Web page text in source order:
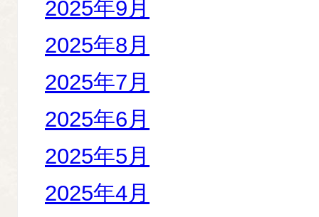
2025年9月
2025年8月
2025年7月
2025年6月
2025年5月
2025年4月